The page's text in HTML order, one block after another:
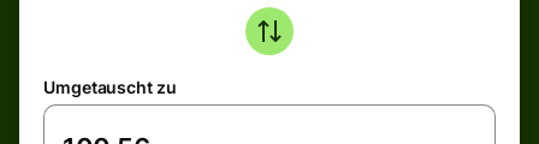
Umgetauscht zu